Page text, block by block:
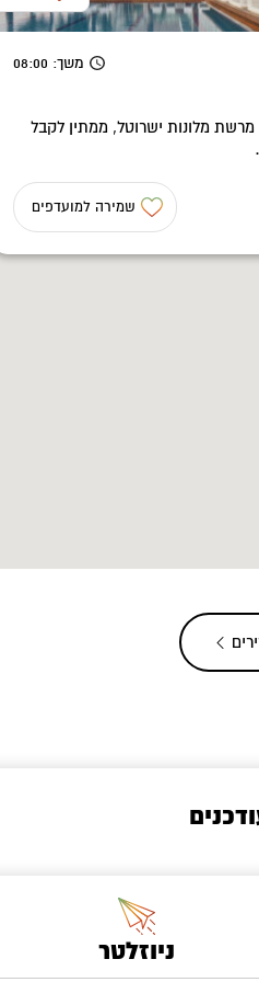
משך: 08:00
מרשת מלונות ישרוטל, ממתין לקבל
שמירה למועדפים
ניוזלטר